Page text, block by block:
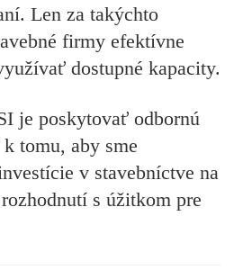
Len za takýchto
firmy efektívne
dostupné kapacity.
je poskytovať odbornú
tomu, aby sme
v stavebníctve na
s úžitkom pre